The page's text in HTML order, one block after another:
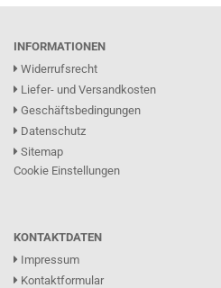
INFORMATIONEN
Widerrufsrecht
Liefer- und Versandkosten
Geschäftsbedingungen
Datenschutz
Sitemap
Cookie Einstellungen
KONTAKTDATEN
Impressum
Kontaktformular